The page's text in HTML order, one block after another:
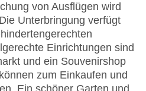
von Ausflügen wird
Unterbringung verfügt
Einrichtungen sind
und ein Souvenirshop
zum Einkaufen und